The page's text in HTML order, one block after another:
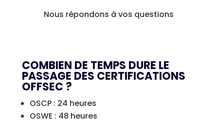
Nous répondons à vos questions
COMBIEN DE TEMPS DURE LE
PASSAGE DES CERTIFICATIONS
OFFSEC ?
OSCP : 24 heures
OSWE : 48 heures